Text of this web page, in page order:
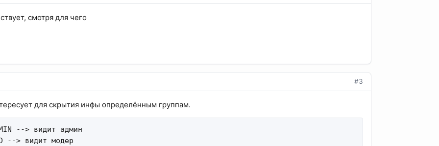
смотря для чего
#3
для скрытия инфы определённым группам.
--> видит админ
--> видит модер